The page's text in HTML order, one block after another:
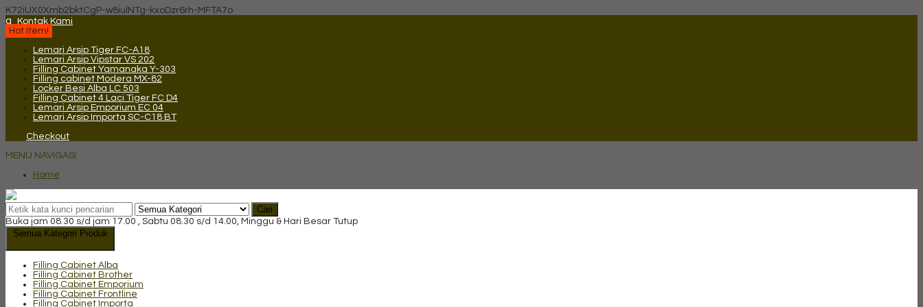
K72iUX0Xmb2bktCgP-w8iulNTg-kxoDzr6rh-MFTA7o
q
Kontak Kami
Hot Item!
Lemari Arsip Tiger FC-A18
Lemari Arsip Vipstar VS 202
Filling Cabinet Yamanaka Y-303
Filling cabinet Modera MX-82
Locker Besi Alba LC 503
Filling Cabinet 4 Laci Tiger FC D4
Lemari Arsip Emporium EC 04
Lemari Arsip Importa SC-C18 BT
Checkout
MENU NAVIGASI
Home
Cari
Buka jam 08.30 s/d jam 17.00 , Sabtu 08.30 s/d 14.00, Minggu & Hari Besar Tutup
Semua Kategori Produk
Filling Cabinet Alba
Filling Cabinet Brother
Filling Cabinet Emporium
Filling Cabinet Frontline
Filling Cabinet Importa